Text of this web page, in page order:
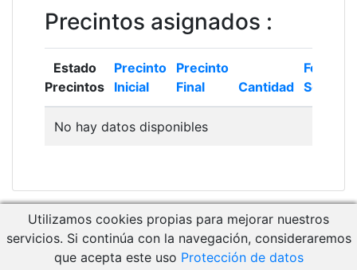
Precintos asignados :
Estado
Precintos
Precinto
Inicial
Precinto
Final
Cantidad
Fecha
Solicitud
No hay datos disponibles
Descargar Manual de Usuario
Acceso a RCM Gestión
Utilizamos cookies propias para mejorar nuestros
servicios. Si continúa con la navegación, consideraremos
que acepta este uso Protección de datos